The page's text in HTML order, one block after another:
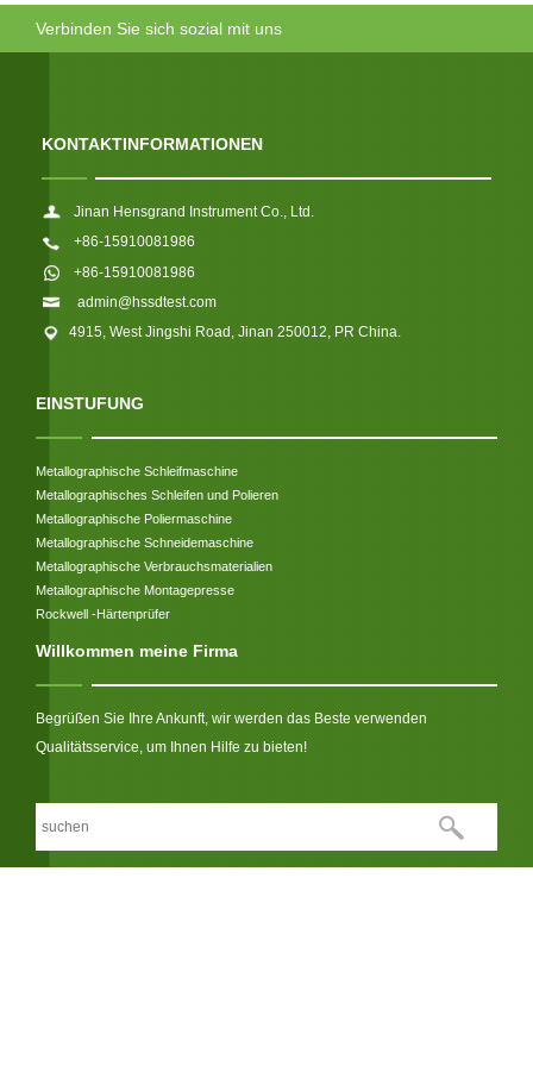
Verbinden Sie sich sozial mit uns
KONTAKTINFORMATIONEN
Jinan Hensgrand Instrument Co., Ltd.
+86-15910081986
+86-15910081986
admin@hssdtest.com
4915, West Jingshi Road, Jinan 250012, PR China.
EINSTUFUNG
Metallographische Schleifmaschine
Metallographisches Schleifen und Polieren
Metallographische Poliermaschine
Metallographische Schneidemaschine
Metallographische Verbrauchsmaterialien
Metallographische Montagepresse
Rockwell -Härtenprüfer
Willkommen meine Firma
Begrüßen Sie Ihre Ankunft, wir werden das Beste verwenden
Qualitätsservice, um Ihnen Hilfe zu bieten!